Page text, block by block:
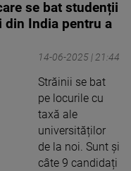
se bat studenții
din India pentru a
14-06-2025 | 21:44
Străinii se bat
pe locurile cu
taxă ale
universităților
de la noi. Sunt și
câte 9 candidați